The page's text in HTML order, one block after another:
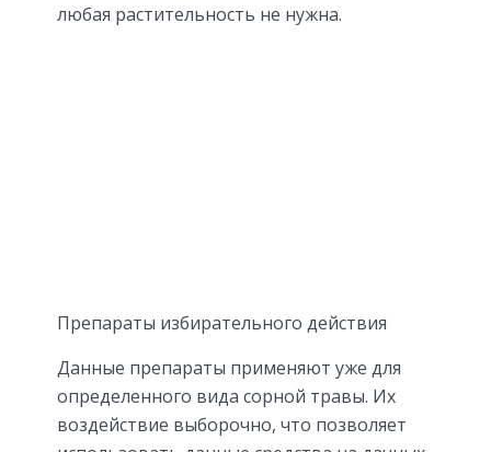
любая растительность не нужна.
Препараты избирательного действия
Данные препараты применяют уже для
определенного вида сорной травы. Их
воздействие выборочно, что позволяет